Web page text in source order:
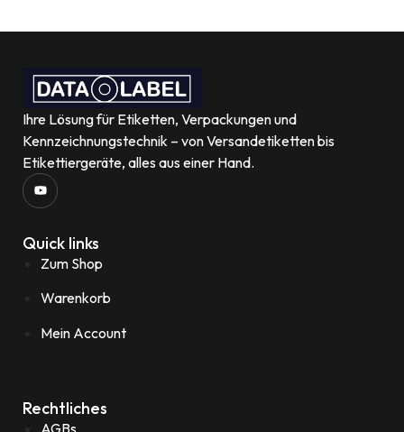
Ihre Lösung für Etiketten, Verpackungen und
Kennzeichnungstechnik – von Versandetiketten bis
Etikettiergeräte, alles aus einer Hand.
Quick links
Zum Shop
Warenkorb
Mein Account
Rechtliches
AGBs